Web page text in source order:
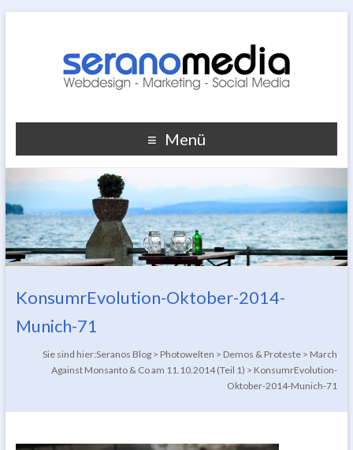
Menü
KonsumrEvolution-Oktober-2014-
Munich-71
Sie sind hier:Seranos Blog > Photowelten > Demos & Proteste > March
Against Monsanto & Co am 11.10.2014 (Teil 1) > KonsumrEvolution-
Oktober-2014-Munich-71